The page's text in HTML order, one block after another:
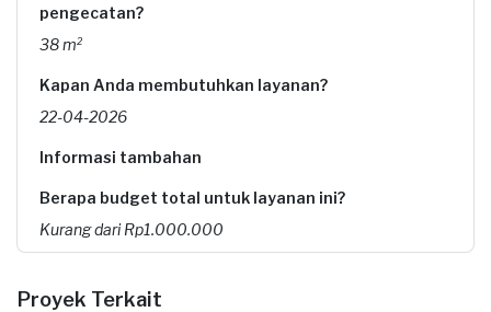
pengecatan?
38 m²
Kapan Anda membutuhkan layanan?
22-04-2026
Informasi tambahan
Berapa budget total untuk layanan ini?
Kurang dari Rp1.000.000
Proyek Terkait